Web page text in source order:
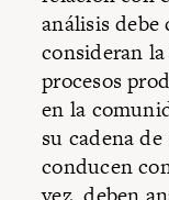
análisis debe
consideran
procesos
en la
su cadena
conducen